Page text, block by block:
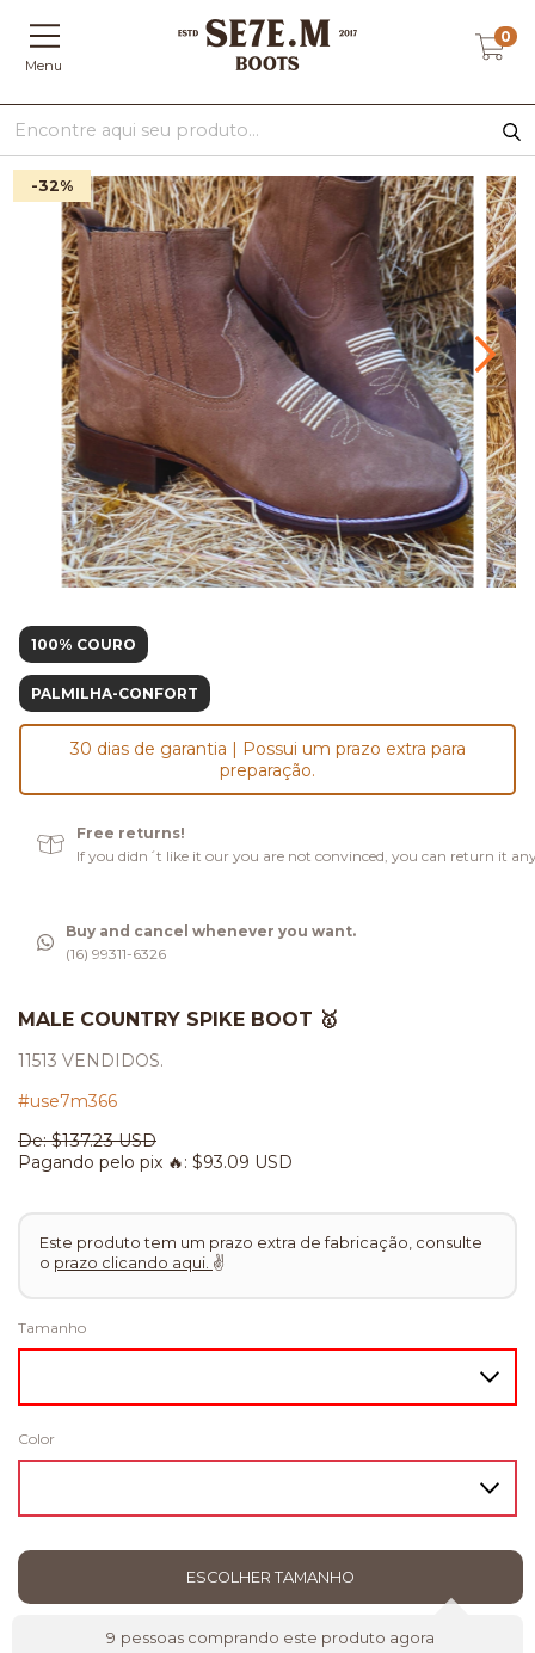
Menu
0
-32%
100% COURO
PALMILHA-CONFORT
30 dias de garantia | Possui um prazo extra para
preparação.
Free returns!
If you didn´t like it our you are not convinced, you can return it
Buy and cancel whenever you want.
(16) 99311-6326
MALE COUNTRY SPIKE BOOT 🥇
11513 VENDIDOS.
#use7m366
De:$137.23 USD
Pagando pelo pix 🔥: $93.09 USD
Este produto tem um prazo extra de fabricação, consulte
o prazo clicando aqui. ✌
Tamanho
Color
9 pessoas comprando este produto agora